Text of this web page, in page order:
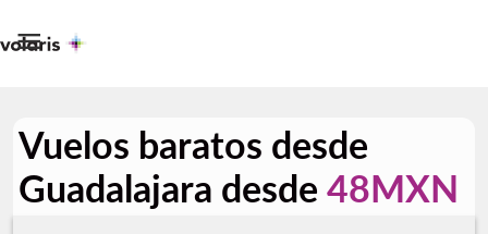

Vuelos baratos desde
Guadalajara desde 48MXN